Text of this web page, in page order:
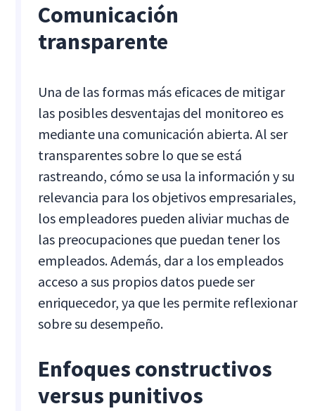
Comunicación
transparente
Una de las formas más eficaces de mitigar
las posibles desventajas del monitoreo es
mediante una comunicación abierta. Al ser
transparentes sobre lo que se está
rastreando, cómo se usa la información y su
relevancia para los objetivos empresariales,
los empleadores pueden aliviar muchas de
las preocupaciones que puedan tener los
empleados. Además, dar a los empleados
acceso a sus propios datos puede ser
enriquecedor, ya que les permite reflexionar
sobre su desempeño.
Enfoques constructivos
versus punitivos